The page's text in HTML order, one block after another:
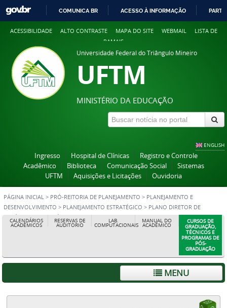
COMUNICA BR ACESSO À INFORMAÇÃO
ACESSIBILIDADE ALTO CONTRASTE MAPA DO SITE WEBMAIL
LISTA DE
RAMAIS
Universidade Federal do Triângulo Mineiro
UFTM
MINISTÉRIO DA EDUCAÇÃO
ENGLISH
Ingresso Hospital de Clínicas
Registro e Controle
Acadêmico
Biblioteca Comunicação Social
Sistemas
UFTM
Aquisições e Licitações Ouvidoria
PÁGINA INICIAL > PRÓ-REITORIA DE PLANEJAMENTO > PLANEJAMENTO E
DESENVOLVIMENTO > PLANEJAMENTO ESTRATÉGICO > PLANO DIRETOR DE
LOGÍSTICA SUSTENTÁVEL - PGRS
CALENDÁRIOS
ACADÊMICOS
RESERVAS DE
AUDITÓRIO
LAB.
COMPUTACIONAIS
MANUAL DO
ACADÊMICO
CURSOS DE
GRADUAÇÃO,
TÉCNICOS E
PROGRAMAS DE
PÓS-
GRADUAÇÃO
MENU